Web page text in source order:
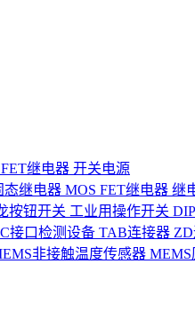
继电器 开关电源
态继电器 MOS FET继电器 继
按钮开关 工业用操作开关
接口检测设备 TAB连接器
非接触温度传感器